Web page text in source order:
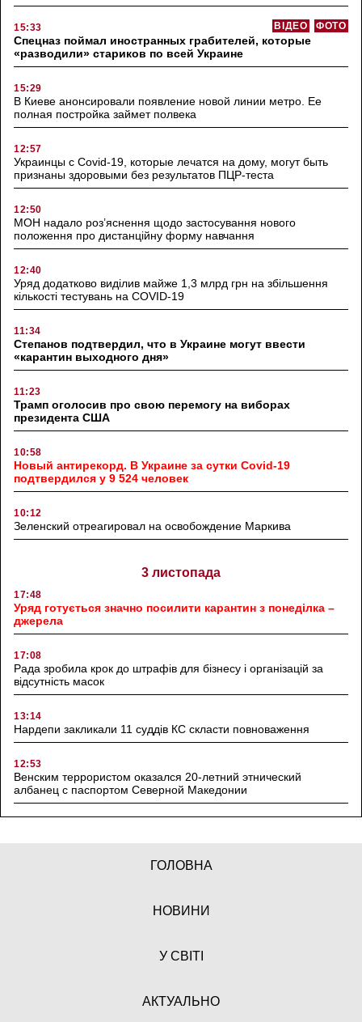
15:33 ФОТО
ВІДЕО
Спецназ поймал иностранных грабителей, которые
«разводили» стариков по всей Украине
15:29
В Киеве анонсировали появление новой линии метро. Ее
полная постройка займет полвека
12:57
Украинцы с Covid-19, которые лечатся на дому, могут быть
признаны здоровыми без результатов ПЦР-теста
12:50
МОН надало роз’яснення щодо застосування нового
положення про дистанційну форму навчання
12:40
Уряд додатково виділив майже 1,3 млрд грн на збільшення
кількості тестувань на COVID-19
11:34
Степанов подтвердил, что в Украине могут ввести
«карантин выходного дня»
11:23
Трамп оголосив про свою перемогу на виборах
президента США
10:58
Новый антирекорд. В Украине за сутки Covid-19
подтвердился у 9 524 человек
10:12
Зеленский отреагировал на освобождение Маркива
3 листопада
17:48
Уряд готується значно посилити карантин з понеділка –
джерела
17:08
Рада зробила крок до штрафів для бізнесу і організацій за
відсутність масок
13:14
Нардепи закликали 11 суддів КС скласти повноваження
12:53
Венским террористом оказался 20-летний этнический
албанец с паспортом Северной Македонии
ГОЛОВНА
НОВИНИ
У СВІТІ
АКТУАЛЬНО